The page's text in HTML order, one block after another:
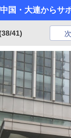
国・大連からサ
41)